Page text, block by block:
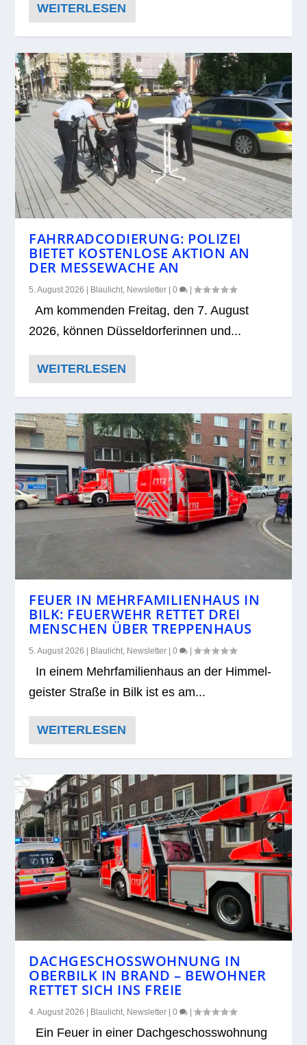
WEITERLESEN
FAHRRADCODIERUNG: POLIZEI
BIETET KOSTENLOSE AKTION AN
DER MESSEWACHE AN
5. August 2026 Blaulicht, Newsletter |0 |
Am kom­men­den Frei­tag, den 7. August
2026, kön­nen Düs­sel­dor­fe­rin­nen und...
WEITERLESEN
FEUER IN MEHRFAMILIENHAUS IN
BILK: FEUERWEHR RETTET DREI
MENSCHEN ÜBER TREPPENHAUS
5. August 2026 Blaulicht, Newsletter |0 |
In einem Mehr­fa­mi­li­en­haus an der Him­mel­
geis­ter Straße in Bilk ist es am...
WEITERLESEN
DACHGESCHOSSWOHNUNG IN
OBERBILK IN BRAND – BEWOHNER
RETTET SICH INS FREIE
4. August 2026 Blaulicht, Newsletter |0 |
Ein Feuer in einer Dach­ge­schoss­woh­nung